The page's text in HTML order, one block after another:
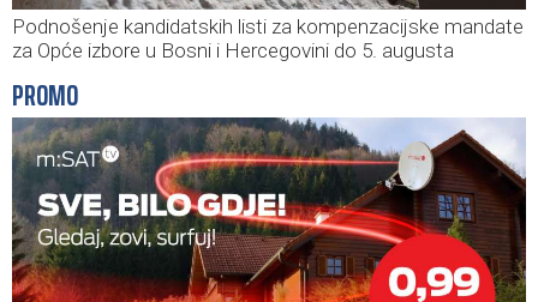
Podnošenje kandidatskih listi za kompenzacijske mandate
za Opće izbore u Bosni i Hercegovini do 5. augusta
PROMO